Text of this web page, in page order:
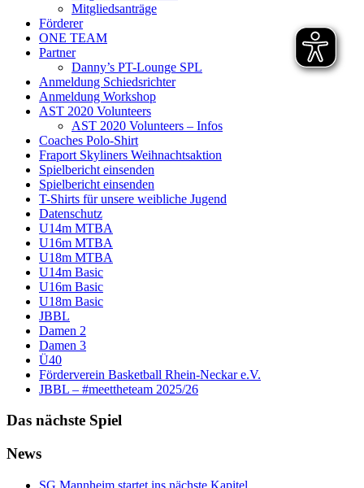
Mitgliedsanträge
Förderer
ONE TEAM
Partner
Danny’s PT-Lounge SPL
Anmeldung Schiedsrichter
Anmeldung Workshop
AST 2020 Volunteers
AST 2020 Volunteers – Infos
Coaches Polo-Shirt
Fraport Skyliners Weihnachtsaktion
Spielbericht einsenden
Spielbericht einsenden
T-Shirts für unsere weibliche Jugend
Datenschutz
U14m MTBA
U16m MTBA
U18m MTBA
U14m Basic
U16m Basic
U18m Basic
JBBL
Damen 2
Damen 3
Ü40
Förderverein Basketball Rhein-Neckar e.V.
JBBL – #meettheteam 2025/26
Das nächste Spiel
News
SG Mannheim startet ins nächste Kapitel